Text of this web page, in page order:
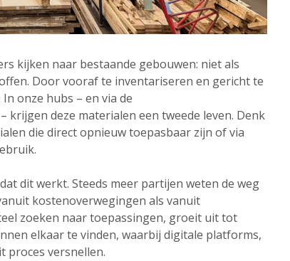
kijken naar bestaande gebouwen: niet als
Door vooraf te inventariseren en gericht te
onze hubs – en via de
deze materialen een tweede leven. Denk
die direct opnieuw toepasbaar zijn of via
dit werkt. Steeds meer partijen weten de weg
kostenoverwegingen als vanuit
zoeken naar toepassingen, groeit uit tot
elkaar te vinden, waarbij digitale platforms,
proces versnellen.